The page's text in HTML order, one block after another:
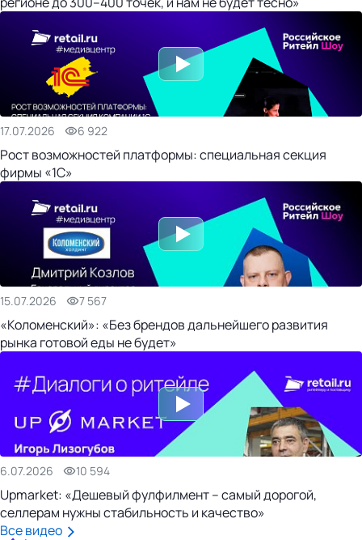
17.07.2026 6 922
Рост возможностей платформы: специальная секция
фирмы «1С»
15.07.2026 7 567
«Коломенский»: «Без брендов дальнейшего развития
рынка готовой еды не будет»
6.07.2026 10 594
Upmarket: «Дешевый фулфилмент – самый дорогой,
селлерам нужны стабильность и качество»
Все видео